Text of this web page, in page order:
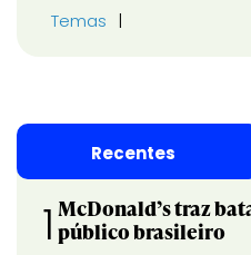
Temas
Recentes
1 McDonald’s traz
público brasileiro